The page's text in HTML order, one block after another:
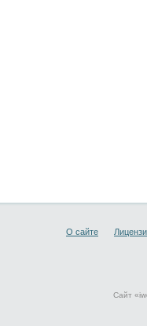
О сайте
Сайт